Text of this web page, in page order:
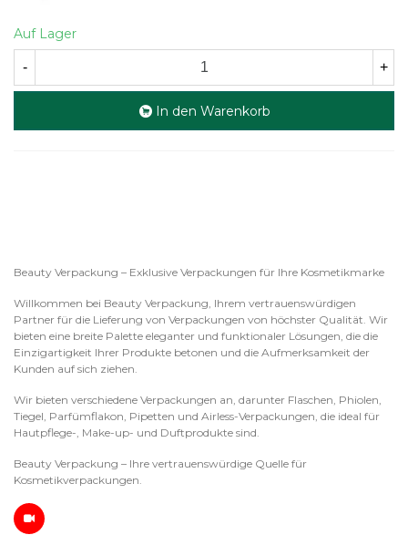
Auf Lager
- +
In den Warenkorb
Beauty Verpackung – Exklusive Verpackungen für Ihre Kosmetikmarke
Willkommen bei Beauty Verpackung, Ihrem vertrauenswürdigen
Partner für die Lieferung von Verpackungen von höchster Qualität. Wir
bieten eine breite Palette eleganter und funktionaler Lösungen, die die
Einzigartigkeit Ihrer Produkte betonen und die Aufmerksamkeit der
Kunden auf sich ziehen.
Wir bieten verschiedene Verpackungen an, darunter Flaschen, Phiolen,
Tiegel, Parfümflakon, Pipetten und Airless-Verpackungen, die ideal für
Hautpflege-, Make-up- und Duftprodukte sind.
Beauty Verpackung – Ihre vertrauenswürdige Quelle für
Kosmetikverpackungen.